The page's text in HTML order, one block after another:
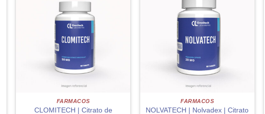
FARMACOS
CLOMITECH | Citrato de
FARMACOS
NOLVATECH | Nolvadex | Citrato